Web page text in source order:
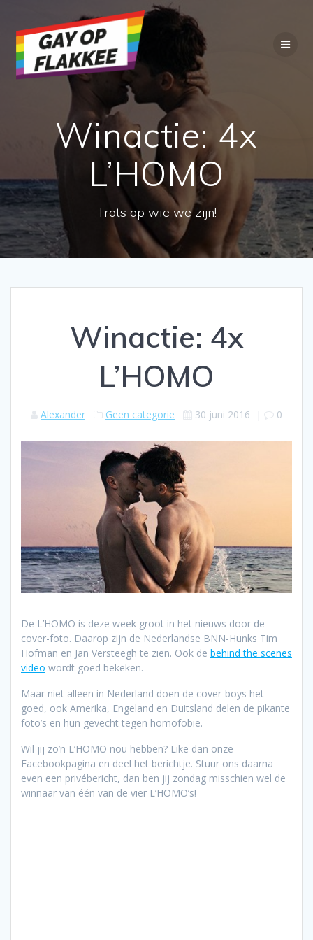
Ga
Winactie: 4x
L’HOMO
Trots op wie we zijn!
Winactie: 4x
L’HOMO
Alexander Geen categorie 30 juni 2016 | 0
De L’HOMO is deze week groot in het nieuws door de
cover-foto. Daarop zijn de Nederlandse BNN-Hunks Tim
Hofman en Jan Versteegh te zien. Ook de behind the scenes
video wordt goed bekeken.
Maar niet alleen in Nederland doen de cover-boys het
goed, ook Amerika, Engeland en Duitsland delen de pikante
foto’s en hun gevecht tegen homofobie.
Wil jij zo’n L’HOMO nou hebben? Like dan onze
Facebookpagina en deel het berichtje. Stuur ons daarna
even een privébericht, dan ben jij zondag misschien wel de
winnaar van één van de vier L’HOMO’s!